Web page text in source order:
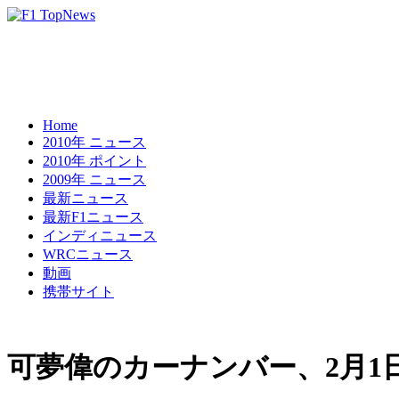
Home
2010年 ニュース
2010年 ポイント
2009年 ニュース
最新ニュース
最新F1ニュース
インディニュース
WRCニュース
動画
携帯サイト
可夢偉のカーナンバー、2月1